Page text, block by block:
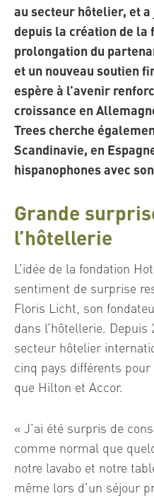
au secteur hôtelier, et
depuis la création de la
prolongation du
et un nouveau soutien
espère à l’avenir
croissance en
Trees cherche
Scandinavie, en
hispanophones avec
Grande
l’hôtellerie
L’idée de la fondation
sentiment de surprise
Floris Licht, son
dans l’hôtellerie. Depuis
secteur hôtelier
cinq pays différents
que Hilton et Accor.
« J’ai été surpris de
comme normal que
notre lavabo et notre
même lors d’un séjour